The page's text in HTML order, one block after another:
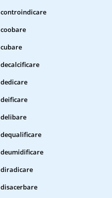
controindicare
coobare
cubare
decalcificare
dedicare
deificare
delibare
dequalificare
deumidificare
diradicare
disacerbare